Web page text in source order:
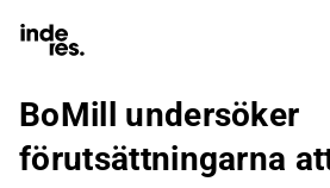
BoMill undersöker
förutsättningarna